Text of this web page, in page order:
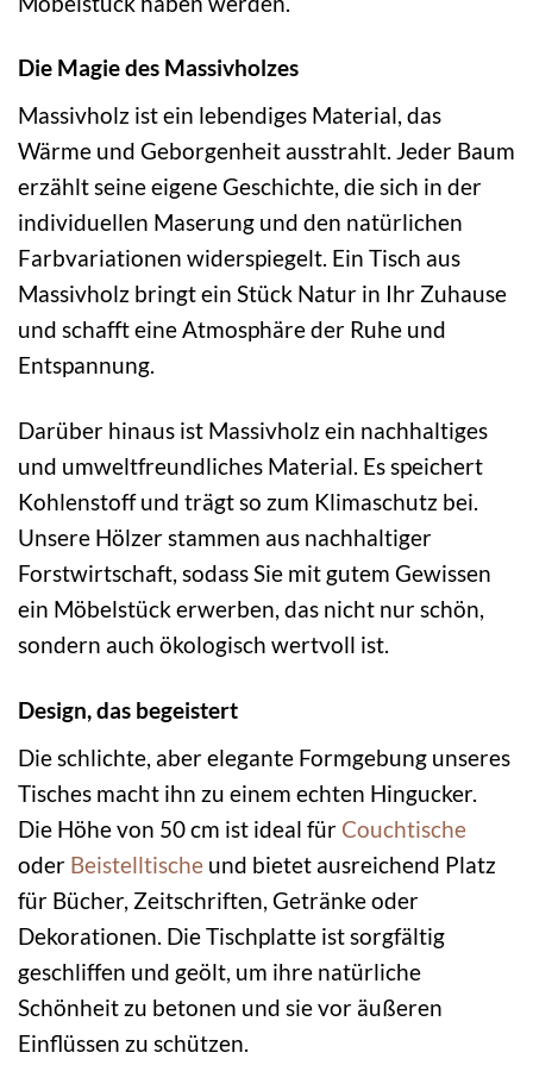
Die Magie des Massivholzes
Massivholz ist ein lebendiges Material, das
Wärme und Geborgenheit ausstrahlt. Jeder Baum
erzählt seine eigene Geschichte, die sich in der
individuellen Maserung und den natürlichen
Farbvariationen widerspiegelt. Ein Tisch aus
Massivholz bringt ein Stück Natur in Ihr Zuhause
und schafft eine Atmosphäre der Ruhe und
Entspannung.
Darüber hinaus ist Massivholz ein nachhaltiges
und umweltfreundliches Material. Es speichert
Kohlenstoff und trägt so zum Klimaschutz bei.
Unsere Hölzer stammen aus nachhaltiger
Forstwirtschaft, sodass Sie mit gutem Gewissen
ein Möbelstück erwerben, das nicht nur schön,
sondern auch ökologisch wertvoll ist.
Design, das begeistert
Die schlichte, aber elegante Formgebung unseres
Tisches macht ihn zu einem echten Hingucker.
Die Höhe von 50 cm ist ideal für Couchtische
oder Beistelltische und bietet ausreichend Platz
für Bücher, Zeitschriften, Getränke oder
Dekorationen. Die Tischplatte ist sorgfältig
geschliffen und geölt, um ihre natürliche
Schönheit zu betonen und sie vor äußeren
Einflüssen zu schützen.